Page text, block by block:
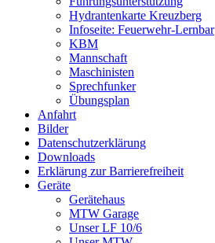
Hydrantenkarte Kreuzberg
Infoseite: Feuerwehr-Lernbar
KBM
Mannschaft
Maschinisten
Sprechfunker
Übungsplan
Anfahrt
Bilder
Datenschutzerklärung
Downloads
Erklärung zur Barriere­frei­heit
Geräte
Gerätehaus
MTW Garage
Unser LF 10/6